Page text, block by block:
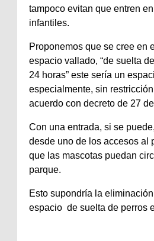
tampoco evitan que entren
infantiles.
Proponemos que se cree en
espacio vallado, “de suelta
24 horas” este sería un
especialmente, sin
acuerdo con decreto de 27
Con una entrada, si se
desde uno de los accesos al
que las mascotas puedan
parque.
Esto supondría la
espacio de suelta de perros